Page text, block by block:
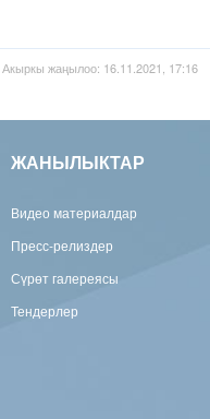
Акыркы жаңылоо: 16.11.2021, 17:16
ЖАНЫЛЫКТАР
Видео материалдар
Пресс-релиздер
Сүрөт галереясы
Тендерлер